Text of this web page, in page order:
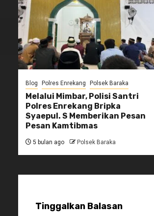
Blog Polres Enrekang Polsek Baraka
Melalui Mimbar, Polisi Santri
Polres Enrekang Bripka
Syaepul. S Memberikan Pesan
Pesan Kamtibmas
5 bulan ago Polsek Baraka
Tinggalkan Balasan